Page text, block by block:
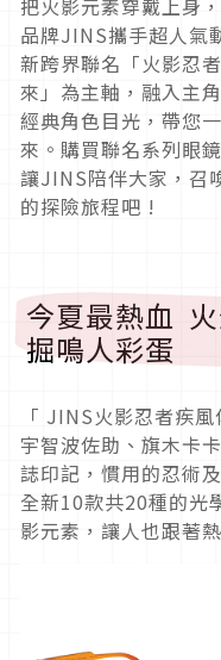
把火影元素穿戴上身
品牌JINS攜手超人氣
新跨界聯名「火影忍
來」為主軸，融入主
經典角色目光，帶您
來。購買聯名系列眼
讓JINS陪伴大家，召
的探險旅程吧 !
今夏最熱血
掘鳴人彩蛋
「 JINS火影忍者疾
宇智波佐助、 旗木卡
誌印記， 慣用的忍術
全新10款共20種的光
影元素，讓人也跟著